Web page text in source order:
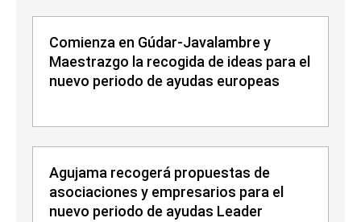
Comienza en Gúdar-Javalambre y
Maestrazgo la recogida de ideas para el
nuevo periodo de ayudas europeas
Agujama recogerá propuestas de
asociaciones y empresarios para el
nuevo periodo de ayudas Leader